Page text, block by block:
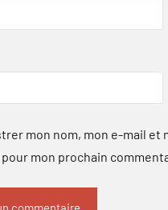
mon nom, mon e-mail et
mon prochain